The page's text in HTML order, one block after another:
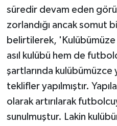
süredir devam eden
zorlandığı ancak somut
belirtilerek,
asıl kulübü hem de
şartlarında kulübümüzce
teklifler yapılmıştır.
olarak artırılarak
sunulmuştur. Lakin